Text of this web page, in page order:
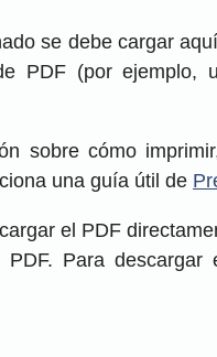
se debe cargar
PDF (por ejemplo,
sobre cómo
una guía útil de
el PDF
Para